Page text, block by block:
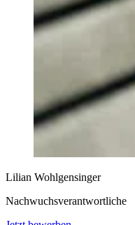
Lilian Wohlgensinger
Nachwuchsverantwortliche